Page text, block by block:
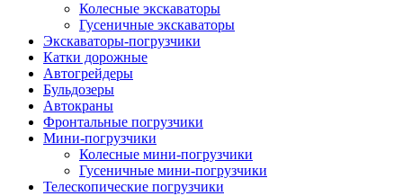
Колесные экскаваторы
Гусеничные экскаваторы
Экскаваторы-погрузчики
Катки дорожные
Автогрейдеры
Бульдозеры
Автокраны
Фронтальные погрузчики
Мини-погрузчики
Колесные мини-погрузчики
Гусеничные мини-погрузчики
Телескопические погрузчики